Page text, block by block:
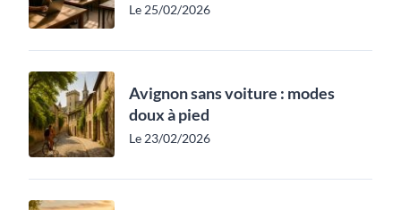
Le 25/02/2026
Avignon sans voiture : modes
doux à pied
Le 23/02/2026